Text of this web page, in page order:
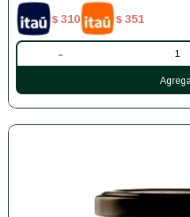
$ 310 $ 351
-